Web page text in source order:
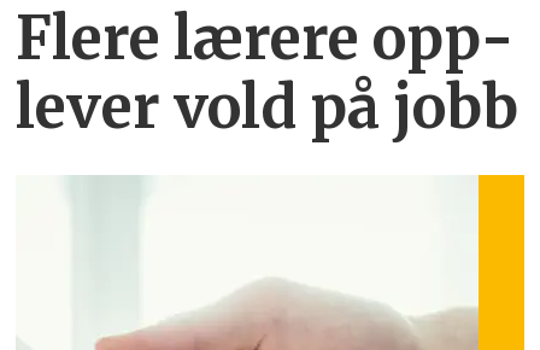
Flere lærere opp­
lever vold på jobb